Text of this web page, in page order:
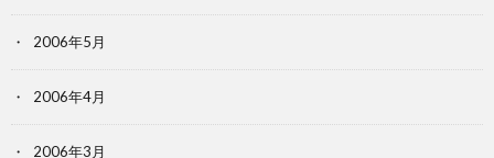
2006年5月
2006年4月
2006年3月